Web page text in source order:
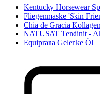
Kentucky Horsewear
Fliegenmaske 'Skin
Chia de Gracia
NATUSAT Tendinit -
Equiprana Gelenke Öl